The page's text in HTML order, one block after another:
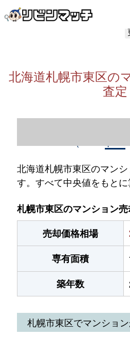
北海道札幌市東区の
査定
北海道札幌市東区のマン
す。すべて中央値をもとに
札幌市東区のマンション
売却価格相場
専有面積
築年数
札幌市東区でマンショ